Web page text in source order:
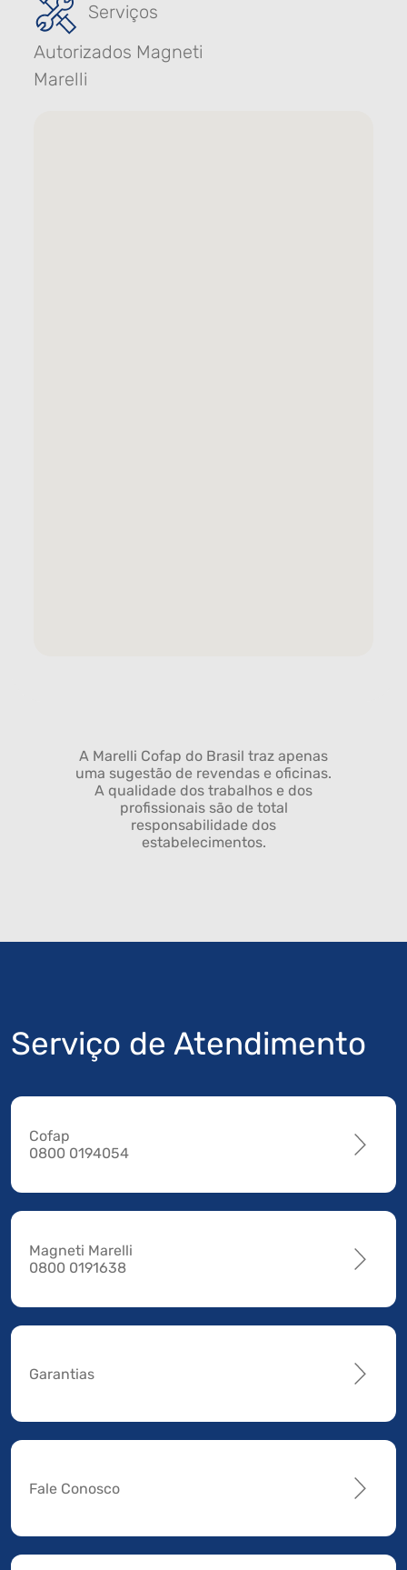
Serviços
Autorizados Magneti
Marelli
A Marelli Cofap do Brasil traz apenas
uma sugestão de revendas e oficinas.
A qualidade dos trabalhos e dos
profissionais são de total
responsabilidade dos
estabelecimentos.
Serviço de Atendimento
Cofap
0800 0194054
Magneti Marelli
0800 0191638
Garantias
Fale Conosco